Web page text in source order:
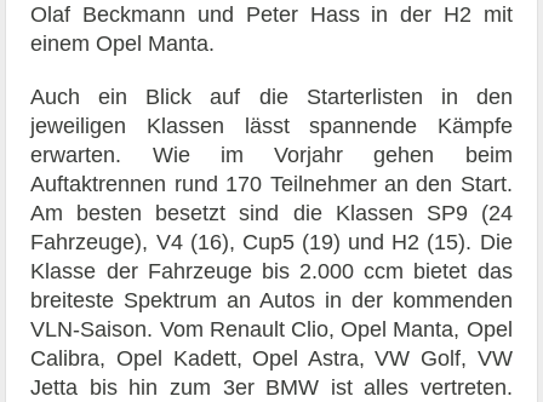
Olaf Beckmann und Peter Hass in der H2 mit
einem Opel Manta.
Auch ein Blick auf die Starterlisten in den
jeweiligen Klassen lässt spannende Kämpfe
erwarten. Wie im Vorjahr gehen beim
Auftaktrennen rund 170 Teilnehmer an den Start.
Am besten besetzt sind die Klassen SP9 (24
Fahrzeuge), V4 (16), Cup5 (19) und H2 (15). Die
Klasse der Fahrzeuge bis 2.000 ccm bietet das
breiteste Spektrum an Autos in der kommenden
VLN-Saison. Vom Renault Clio, Opel Manta, Opel
Calibra, Opel Kadett, Opel Astra, VW Golf, VW
Jetta bis hin zum 3er BMW ist alles vertreten.